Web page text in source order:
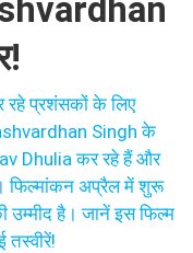
रहे प्रशंसकों के लिए
Singh के
Dhulia कर रहे हैं और
फिल्मांकन अप्रैल में शुरू
उम्मीद है। जानें इस फिल्म